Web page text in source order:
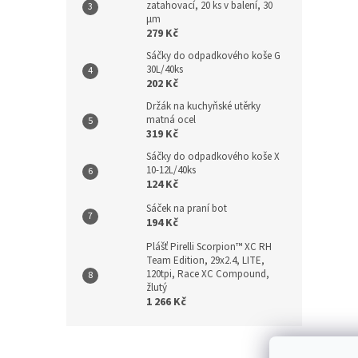
zatahovací, 20 ks v balení, 30
µm
279 Kč
Sáčky do odpadkového koše G
30L/40ks
202 Kč
Držák na kuchyňské utěrky
matná ocel
319 Kč
Sáčky do odpadkového koše X
10-12L/40ks
124 Kč
Sáček na praní bot
194 Kč
Plášť Pirelli Scorpion™ XC RH
Team Edition, 29x2.4, LITE,
120tpi, Race XC Compound,
žlutý
1 266 Kč